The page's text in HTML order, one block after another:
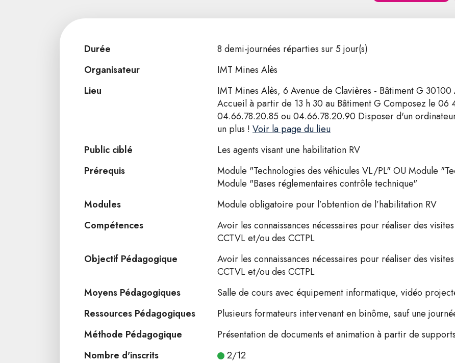
Durée
8 demi-journées réparties sur 5 jour(s)
Organisateur
IMT Mines Alès
Lieu
IMT Mines Alès, 6 Avenue de Clavières - Bâtiment G 30100
Accueil à partir de 13 h 30 au Bâtiment G Composez le
04.66.78.20.85 ou 04.66.78.20.90 Disposer d'un
un plus ! Voir la page du lieu
Public ciblé
Les agents visant une habilitation RV
Prérequis
Module "Technologies des véhicules VL/PL" OU Module
Module "Bases réglementaires contrôle technique"
Modules
Module obligatoire pour l’obtention de l’habilitation RV
Compétences
Avoir les connaissances nécessaires pour réaliser des
CCTVL et/ou des CCTPL
Objectif Pédagogique
Avoir les connaissances nécessaires pour réaliser des
CCTVL et/ou des CCTPL
Moyens Pédagogiques
Salle de cours avec équipement informatique, vidéo
Ressources Pédagogiques
Plusieurs formateurs intervenant en binôme, sauf une
Méthode Pédagogique
Présentation de documents et animation à partir de
Nombre d'inscrits
2/12